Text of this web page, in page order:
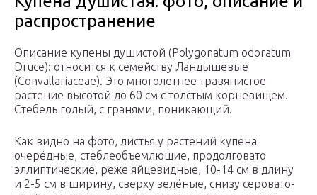
распространение
Описание купены душистой (Polygonatum odoratum
Druce): относится к семейству Ландышевые
(Convallariaceae). Это многолетнее травянистое
растение высотой до 60 см с толстым корневищем.
Стебель голый, с гранями, поникающий.
Как видно на фото, листья у растений купена
очерёдные, стеблеобъемлющие, продолговато
эллиптические, реже яйцевидные, 10-14 см в длину
и 2-5 см в ширину, сверху зелёные, снизу серовато-